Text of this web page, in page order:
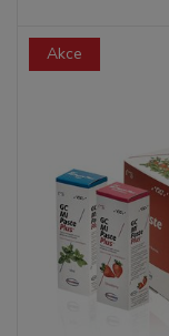
Akce